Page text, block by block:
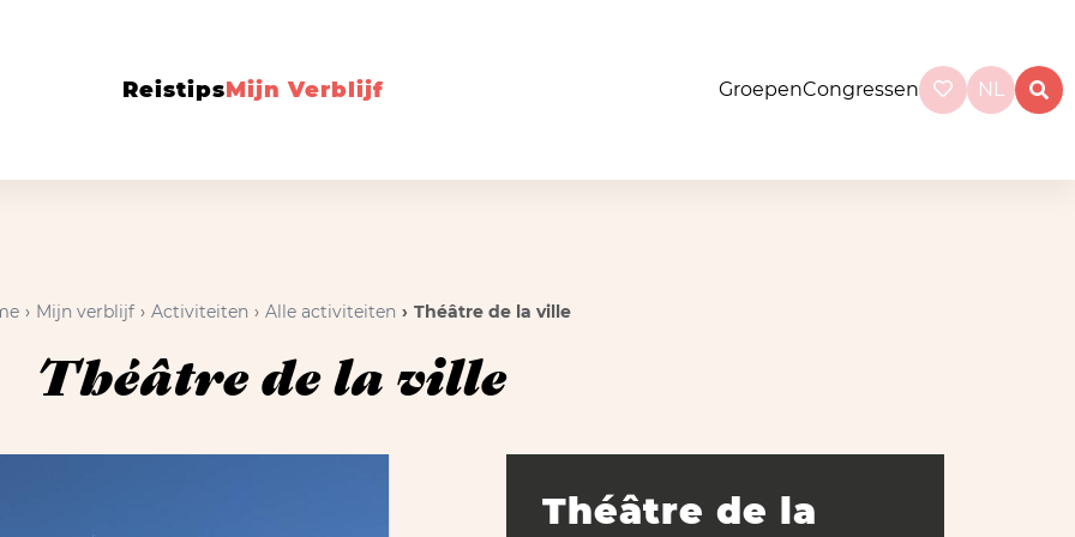
ReistipsMijn Verblijf GroepenCongressen NL
Mijn verblijf Activiteiten Alle activiteiten Théâtre de la ville
Théâtre de la ville
Théâtre de la